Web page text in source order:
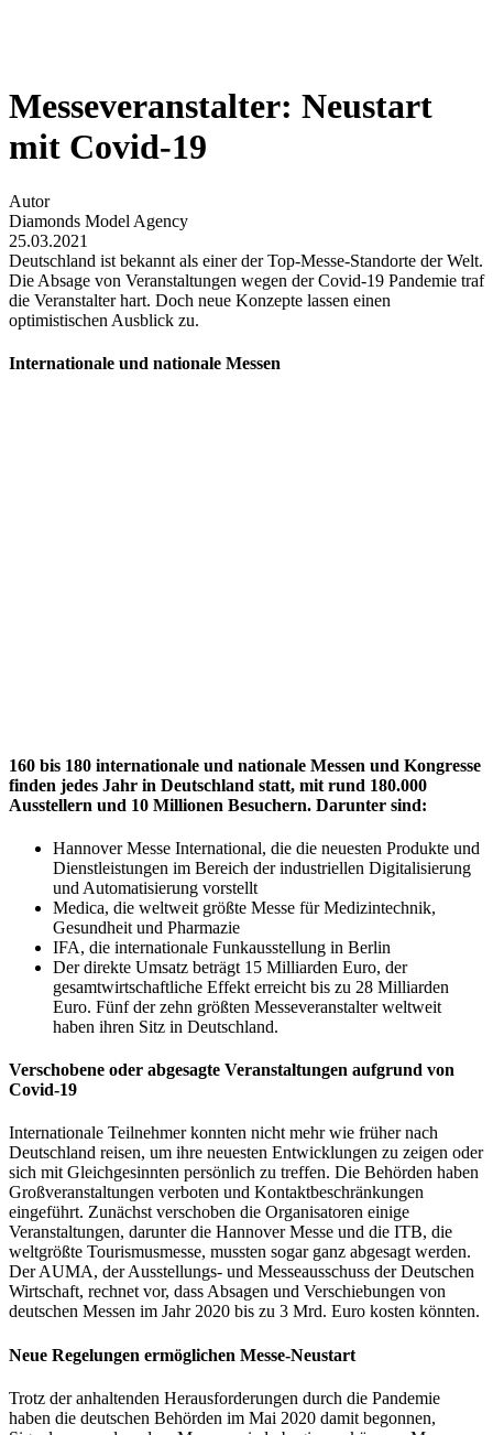
Messeveranstalter: Neustart
mit Covid-19
Autor
Diamonds Model Agency
25.03.2021
Deutschland ist bekannt als einer der Top-Messe-Standorte der Welt.
Die Absage von Veranstaltungen wegen der Covid-19 Pandemie traf
die Veranstalter hart. Doch neue Konzepte lassen einen
optimistischen Ausblick zu.
Internationale und nationale Messen
160 bis 180 internationale und nationale Messen und Kongresse
finden jedes Jahr in Deutschland statt, mit rund 180.000
Ausstellern und 10 Millionen Besuchern. Darunter sind:
Hannover Messe International, die die neuesten Produkte und
Dienstleistungen im Bereich der industriellen Digitalisierung
und Automatisierung vorstellt
Medica, die weltweit größte Messe für Medizintechnik,
Gesundheit und Pharmazie
IFA, die internationale Funkausstellung in Berlin
Der direkte Umsatz beträgt 15 Milliarden Euro, der
gesamtwirtschaftliche Effekt erreicht bis zu 28 Milliarden
Euro. Fünf der zehn größten Messeveranstalter weltweit
haben ihren Sitz in Deutschland.
Verschobene oder abgesagte Veranstaltungen aufgrund von
Covid-19
Internationale Teilnehmer konnten nicht mehr wie früher nach
Deutschland reisen, um ihre neuesten Entwicklungen zu zeigen oder
sich mit Gleichgesinnten persönlich zu treffen. Die Behörden haben
Großveranstaltungen verboten und Kontaktbeschränkungen
eingeführt. Zunächst verschoben die Organisatoren einige
Veranstaltungen, darunter die Hannover Messe und die ITB, die
weltgrößte Tourismusmesse, mussten sogar ganz abgesagt werden.
Der AUMA, der Ausstellungs- und Messeausschuss der Deutschen
Wirtschaft, rechnet vor, dass Absagen und Verschiebungen von
deutschen Messen im Jahr 2020 bis zu 3 Mrd. Euro kosten könnten.
Neue Regelungen ermöglichen Messe-Neustart
Trotz der anhaltenden Herausforderungen durch die Pandemie
haben die deutschen Behörden im Mai 2020 damit begonnen,